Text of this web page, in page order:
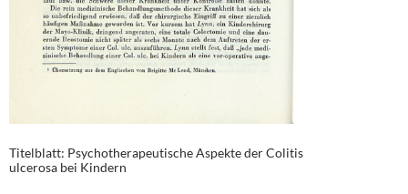
Titelblatt: Psychotherapeutische Aspekte der Colitis
ulcerosa bei Kindern